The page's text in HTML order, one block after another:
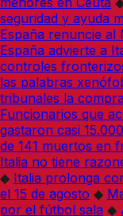
seguridad y ayuda
España renuncie al
España advierte a
controles
las palabras
tribunales la
Funcionarios que
gastaron casi
de 141 muertos en
Italia no tiene
◆ Italia prolonga
el 15 de agosto ◆
por el fútbol sala ◆